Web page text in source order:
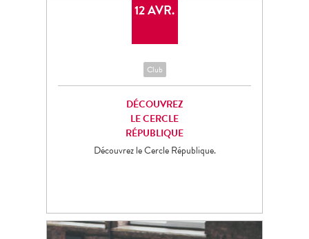
12 AVR.
Club
DÉCOUVREZ
LE CERCLE
RÉPUBLIQUE
Découvrez le Cercle République.
5 MAR.